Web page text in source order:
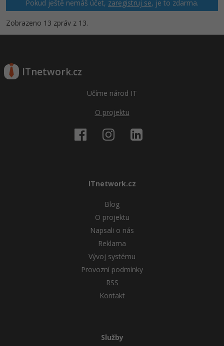
Pokud ještě nemáš účet, zaregistruj se, je to zdarma.
Zobrazeno 13 zpráv z 13.
ITnetwork.cz
Učíme národ IT
O projektu
ITnetwork.cz
Blog
O projektu
Napsali o nás
Reklama
Vývoj systému
Provozní podmínky
RSS
Kontakt
Služby